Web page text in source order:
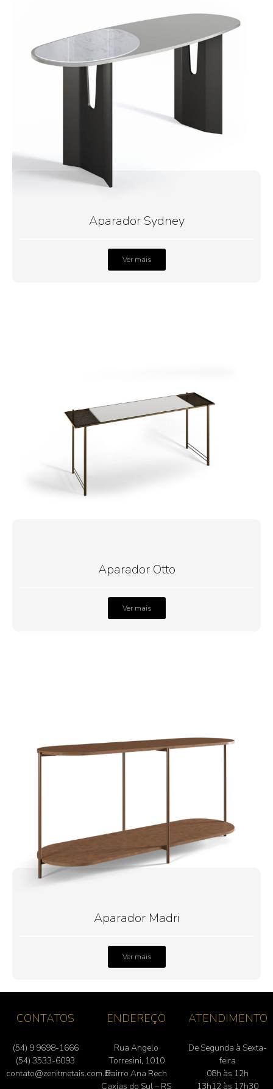
Aparador Sydney
Ver mais
Aparador Otto
Ver mais
Aparador Madri
Ver mais
CONTATOS
(54) 9 9698-1666
(54) 3533-6093
contato@zenitmetais.com.br
ENDEREÇO
Rua Angelo
Torresini, 1010
Bairro Ana Rech
Caxias do Sul – RS
ATENDIMENTO
De Segunda à Sexta-
feira
08h às 12h
13h12 às 17h30